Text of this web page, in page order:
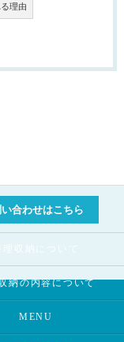
理由
合わせはこちら
理収納について
納の内容について
MENU